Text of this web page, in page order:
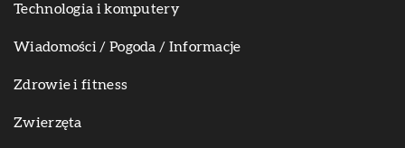
Technologia i komputery
Wiadomości / Pogoda / Informacje
Zdrowie i fitness
Zwierzęta